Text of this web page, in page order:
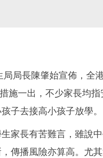
局長陳肇始宣佈，全
施一出，不少家長均
子去接高小孩子放學。
家長有苦難言，雖說
傳播風險亦算高。尤